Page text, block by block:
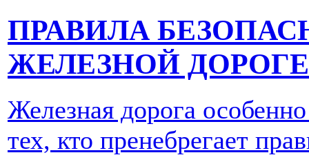
ПРАВИЛА
ЖЕЛЕЗНОЙ
Железная дорога
тех, кто пренебрегает